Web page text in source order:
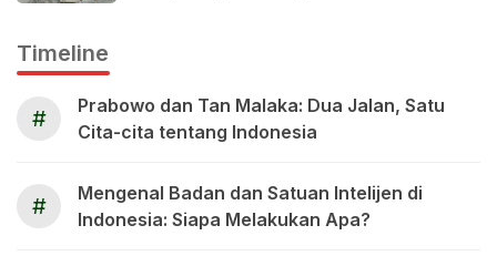
Timeline
#
Prabowo dan Tan Malaka: Dua Jalan, Satu
Cita-cita tentang Indonesia
#
Mengenal Badan dan Satuan Intelijen di
Indonesia: Siapa Melakukan Apa?